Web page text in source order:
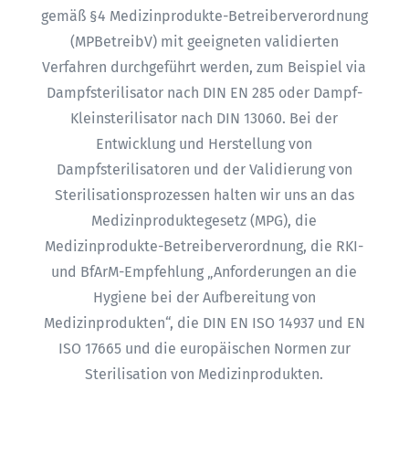
gemäß §4 Medizinprodukte-Betreiberverordnung
(MPBetreibV) mit geeigneten validierten
Verfahren durchgeführt werden, zum Beispiel via
Dampfsterilisator nach DIN EN 285 oder Dampf-
Kleinsterilisator nach DIN 13060. Bei der
Entwicklung und Herstellung von
Dampfsterilisatoren und der Validierung von
Sterilisationsprozessen halten wir uns an das
Medizinproduktegesetz (MPG), die
Medizinprodukte-Betreiberverordnung, die RKI-
und BfArM-Empfehlung „Anforderungen an die
Hygiene bei der Aufbereitung von
Medizinprodukten“, die DIN EN ISO 14937 und EN
ISO 17665 und die europäischen Normen zur
Sterilisation von Medizinprodukten.